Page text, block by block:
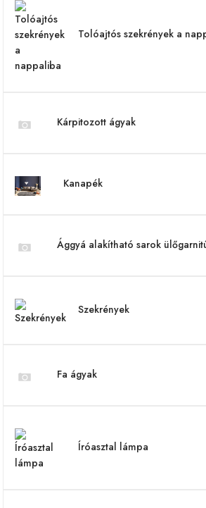
Tolóajtós szekrények a
Kárpitozott ágyak
Kanapék
Ággyá alakítható sarok
Szekrények
Fa ágyak
Íróasztal lámpa